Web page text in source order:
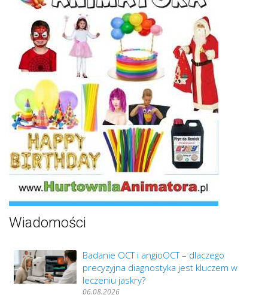
Wiadomości
Badanie OCT i angioOCT – dlaczego
precyzyjna diagnostyka jest kluczem w
leczeniu jaskry?
06.08.2026